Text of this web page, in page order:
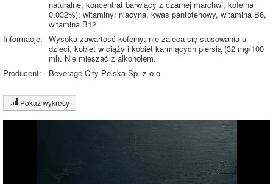
naturalne; koncentrat barwiący z czarnej marchwi, kofeina
0,032%); witaminy: niacyna, kwas pantotenowy, witamina B6,
witamina B12
Informacje: Wysoka zawartość kofeiny; nie zaleca się stosowania u
dzieci, kobiet w ciąży i kobiet karmiących piersią (32 mg/100
ml). Nie mieszać z alkoholem.
Producent:
Beverage City Polska Sp. z o.o.
Pokaż wykresy
Wykres składu produktu
Pozostałe (89%)